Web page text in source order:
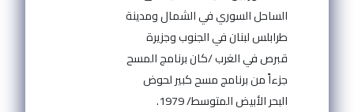
الساحل السوري في الشمال ومدينة
طرابلس لبنان في الجنوب وجزيرة
قبرص في الغرب /كان برنامج المسح
جزءاً من برنامج مسح كبير لحوض
البحر الأبيض المتوسط/ 1979.